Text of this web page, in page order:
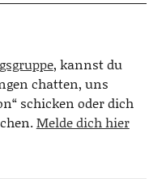
, kannst du
chatten, uns
schicken oder dich
Melde dich hier